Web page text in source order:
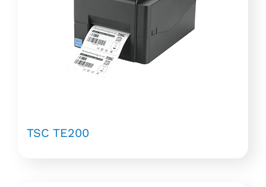
TSC TE200